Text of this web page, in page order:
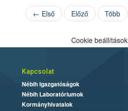
← Első Előző Több
Cookie beállítások
Kapcsolat
Nébih Igazgatóságok
Nébih Laboratóriumok
Kormányhivatalok